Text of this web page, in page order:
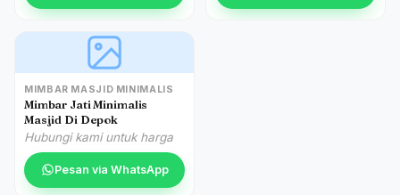
MIMBAR MASJID MINIMALIS
Mimbar Jati Minimalis
Masjid Di Depok
Hubungi kami untuk harga
Pesan via WhatsApp